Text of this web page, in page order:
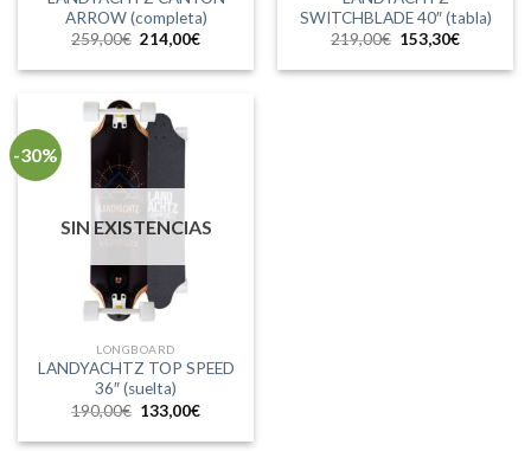
ARROW (completa)
259,00€ El
precio
original
259,00€.
214,00€El
actual
214,00€.
SWITCHBLADE 40″ (tabla)
219,00€ El
precio
original
153,30€El
actual
-30%
SIN EXISTENCIAS
LONGBOARD
LANDYACHTZ TOP SPEED
36″ (suelta)
190,00€ El
precio
original
133,00€El
actual